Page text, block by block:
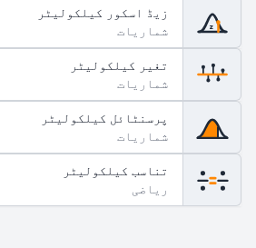
z
زیڈ اسکور کیلکولیٹر
شماریات
تغیر کیلکولیٹر
شماریات
پرسنٹائل کیلکولیٹر
شماریات
تناسب کیلکولیٹر
ریاضی